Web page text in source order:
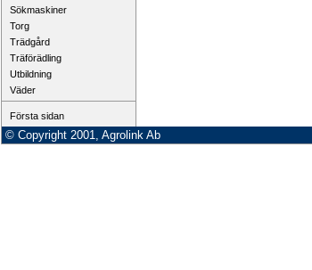
Sökmaskiner
Torg
Trädgård
Träförädling
Utbildning
Väder
Första sidan
© Copyright 2001, Agrolink Ab